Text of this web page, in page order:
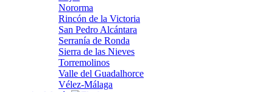
Nororma
Rincón de la Victoria
San Pedro Alcántara
Serranía de Ronda
Sierra de las Nieves
Torremolinos
Valle del Guadalhorce
Vélez-Málaga